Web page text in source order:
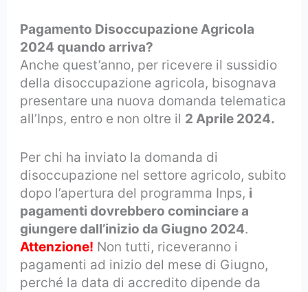
Pagamento Disoccupazione Agricola
2024 quando arriva?
Anche quest’anno, per ricevere il sussidio
della disoccupazione agricola, bisognava
presentare una nuova domanda telematica
all’Inps, entro e non oltre il 2 Aprile 2024.
Per chi ha inviato la domanda di
disoccupazione nel settore agricolo, subito
dopo l’apertura del programma Inps, i
pagamenti dovrebbero cominciare a
giungere dall’inizio da Giugno 2024.
Attenzione! Non tutti, riceveranno i
pagamenti ad inizio del mese di Giugno,
perché la data di accredito dipende da